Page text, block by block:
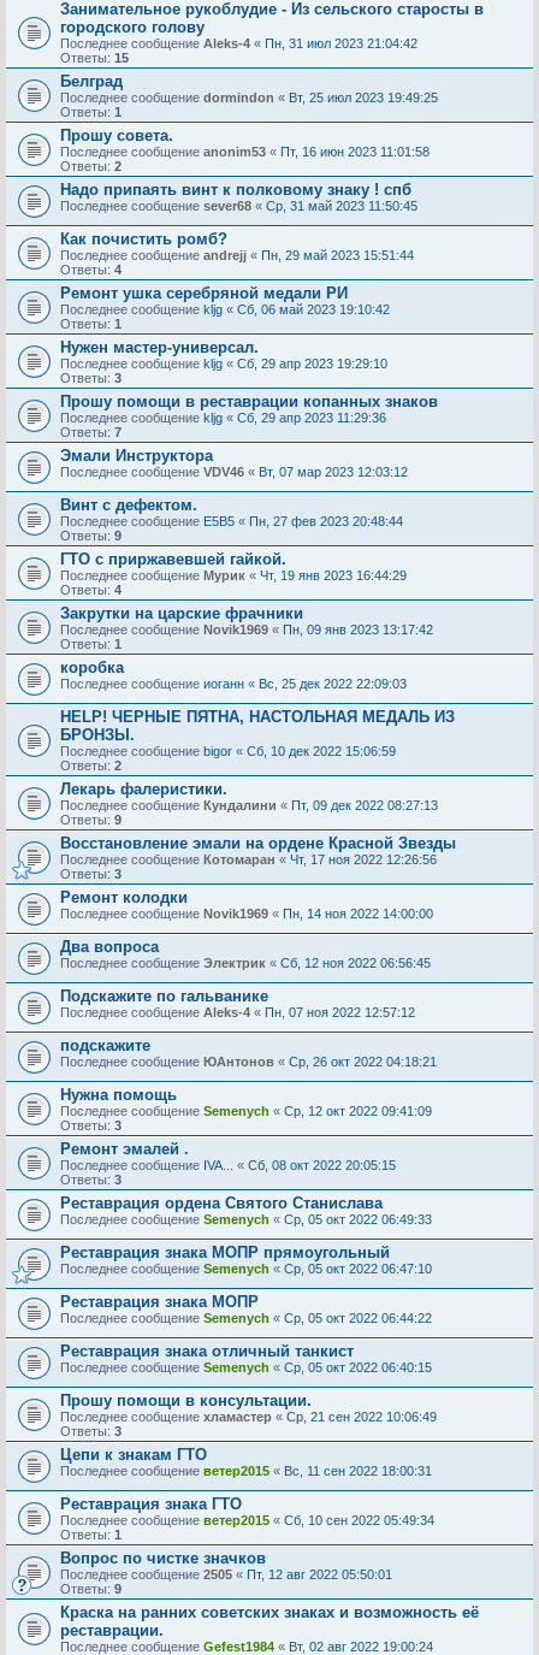
Занимательное рукоблудие - Из сельского старосты в
городского голову
Последнее сообщение Aleks-4 « Пн, 31 июл 2023 21:04:42
Ответы: 15
Белград
Последнее сообщение dormindon « Вт, 25 июл 2023 19:49:25
Ответы: 1
Прошу совета.
Последнее сообщение anonim53 « Пт, 16 июн 2023 11:01:58
Ответы: 2
Надо припаять винт к полковому знаку ! спб
Последнее сообщение sever68 « Ср, 31 май 2023 11:50:45
Как почистить ромб?
Последнее сообщение andrejj « Пн, 29 май 2023 15:51:44
Ответы: 4
Ремонт ушка серебряной медали РИ
Последнее сообщение kljg « Сб, 06 май 2023 19:10:42
Ответы: 1
Нужен мастер-универсал.
Последнее сообщение kljg « Сб, 29 апр 2023 19:29:10
Ответы: 3
Прошу помощи в реставрации копанных знаков
Последнее сообщение kljg « Сб, 29 апр 2023 11:29:36
Ответы: 7
Эмали Инструктора
Последнее сообщение VDV46 « Вт, 07 мар 2023 12:03:12
Винт с дефектом.
Последнее сообщение E5B5 « Пн, 27 фев 2023 20:48:44
Ответы: 9
ГТО с приржавевшей гайкой.
Последнее сообщение Мурик « Чт, 19 янв 2023 16:44:29
Ответы: 4
Закрутки на царские фрачники
Последнее сообщение Novik1969 « Пн, 09 янв 2023 13:17:42
Ответы: 1
коробка
Последнее сообщение иоганн « Вс, 25 дек 2022 22:09:03
HELP! ЧЕРНЫЕ ПЯТНА, НАСТОЛЬНАЯ МЕДАЛЬ ИЗ
БРОНЗЫ.
Последнее сообщение bigor « Сб, 10 дек 2022 15:06:59
Ответы: 2
Лекарь фалеристики.
Последнее сообщение Кундалини « Пт, 09 дек 2022 08:27:13
Ответы: 9
Восстановление эмали на ордене Красной Звезды
Последнее сообщение Котомаран « Чт, 17 ноя 2022 12:26:56
Ответы: 3
Ремонт колодки
Последнее сообщение Novik1969 « Пн, 14 ноя 2022 14:00:00
Два вопроса
Последнее сообщение Электрик « Сб, 12 ноя 2022 06:56:45
Подскажите по гальванике
Последнее сообщение Aleks-4 « Пн, 07 ноя 2022 12:57:12
подскажите
Последнее сообщение ЮАнтонов « Ср, 26 окт 2022 04:18:21
Нужна помощь
Последнее сообщение Semenych « Ср, 12 окт 2022 09:41:09
Ответы: 3
Ремонт эмалей .
Последнее сообщение IVA... « Сб, 08 окт 2022 20:05:15
Ответы: 3
Реставрация ордена Святого Станислава
Последнее сообщение Semenych « Ср, 05 окт 2022 06:49:33
Реставрация знака МОПР прямоугольный
Последнее сообщение Semenych « Ср, 05 окт 2022 06:47:10
Реставрация знака МОПР
Последнее сообщение Semenych « Ср, 05 окт 2022 06:44:22
Реставрация знака отличный танкист
Последнее сообщение Semenych « Ср, 05 окт 2022 06:40:15
Прошу помощи в консультации.
Последнее сообщение хламастер « Ср, 21 сен 2022 10:06:49
Ответы: 3
Цепи к знакам ГТО
Последнее сообщение ветер2015 « Вс, 11 сен 2022 18:00:31
Реставрация знака ГТО
Последнее сообщение ветер2015 « Сб, 10 сен 2022 05:49:34
Ответы: 1
Вопрос по чистке значков
Последнее сообщение 2505 « Пт, 12 авг 2022 05:50:01
Ответы: 9
Краска на ранних советских знаках и возможность её
реставрации.
Последнее сообщение Gefest1984 « Вт, 02 авг 2022 19:00:24